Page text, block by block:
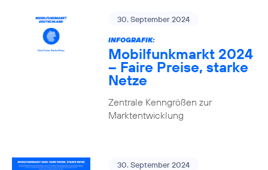
30. September 2024
INFOGRAFIK:
Mobilfunkmarkt 2024
– Faire Preise, starke
Netze
Zentrale Kenngrößen zur
Marktentwicklung
30. September 2024